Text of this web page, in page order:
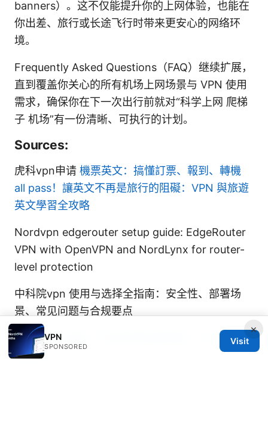
banners）。这不仅能提升你的上网体验，也能在
你出差、旅行或长途飞行时带来更安心的网络环
境。
Frequently Asked Questions（FAQ）继续扩展，
直到覆盖你关心的所有机场上网场景与 VPN 使用
需求，确保你在下一次出行前就对“科学上网 爬梯
子 机场”有一份清晰、可执行的计划。
Sources:
虎科vpn申请 機票英文：搞懂訂票、報到、轉機
all pass！讓英文不再是旅行的阻礙：VPN 與旅遊
英文學習全攻略
Nordvpn edgerouter setup guide: EdgeRouter
VPN with OpenVPN and NordLynx for router-
level protection
中科院vpn 使用与选择全指南：安全性、部署场
景、常见问题与合规要点
Vpn下载二维码：扫码即享极速网络，小白也能轻
松搞定！
×
VPN
SPONSORED
Visit